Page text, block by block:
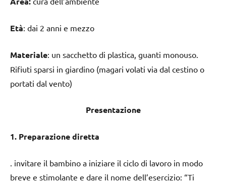
Età: dai 2 anni e mezzo
Materiale: un sacchetto di plastica, guanti monouso.
Rifiuti sparsi in giardino (magari volati via dal cestino o
portati dal vento)
Presentazione
1. Preparazione diretta
. invitare il bambino a iniziare il ciclo di lavoro in modo
breve e stimolante e dare il nome dell’esercizio: “Ti